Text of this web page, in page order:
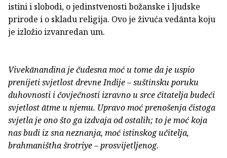
istini i slobodi, o jedinstvenosti božanske i ljudske
prirode i o skladu religija. Ovo je živuća vedānta koju
je izložio izvanredan um.
Vivekānandina je čudesna moć u tome da je uspio
prenijeti svjetlost drevne Indije – suštinsku poruku
duhovnosti i čovječnosti izravno u srce čitatelja budeći
svjetlost ātme u njemu. Upravo moć prenošenja čistoga
svjetla je ono što ga izdvaja od ostalih; to je moć koja
nas budi iz sna neznanja, moć istinskog učitelja,
brahmaništha šrotriye – prosvijetljenog.